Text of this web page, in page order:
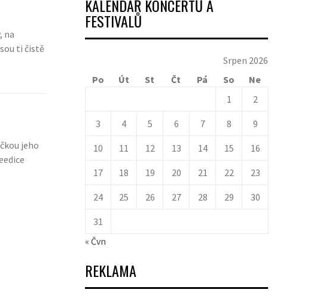
na
ti čistě
jeho
KALENDÁŘ KONCERTŮ A
FESTIVALŮ
Srpen 2026
Po
Út St Čt Pá So
Ne
1
2
3 4 5 6 7 8 9
10 11 12 13 14 15 16
17 18 19 20 21 22 23
24 25 26 27 28 29 30
31
« Čvn
REKLAMA